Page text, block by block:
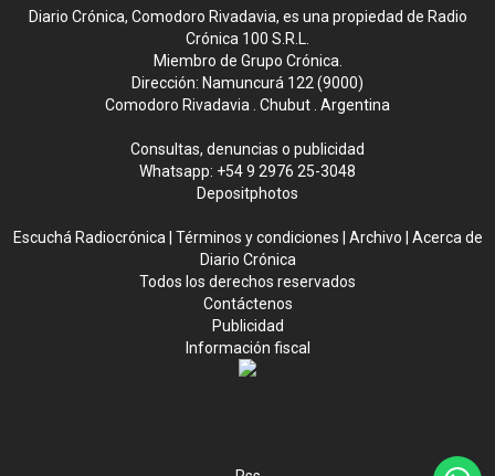
Diario Crónica, Comodoro Rivadavia, es una propiedad de Radio
Crónica 100 S.R.L.
Miembro de Grupo Crónica.
Dirección: Namuncurá 122 (9000)
Comodoro Rivadavia . Chubut . Argentina
Consultas, denuncias o publicidad
Whatsapp: +54 9 2976 25-3048
Depositphotos
Escuchá Radiocrónica Términos y condiciones Archivo
Acerca de
Diario Crónica
Todos los derechos reservados
Contáctenos
Publicidad
Información fiscal